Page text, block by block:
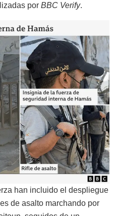
por BBC Verify.
han incluido el despliegue
de asalto marchando por